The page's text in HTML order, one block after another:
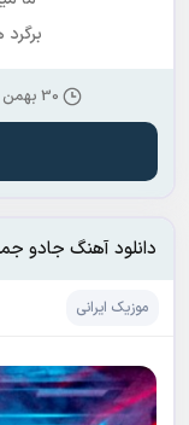
برگرد
30 بهمن 1401
دانلود آهنگ جادو
موزیک ایرانی